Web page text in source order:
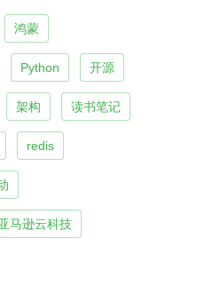
鸿蒙
Python 开源
架构 读书笔记
redis
马逊云科技